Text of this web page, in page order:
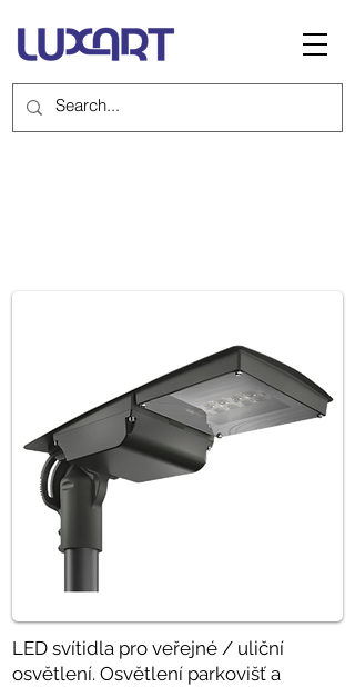
LED svítidla pro veřejné / uliční
osvětlení. Osvětlení parkovišť a